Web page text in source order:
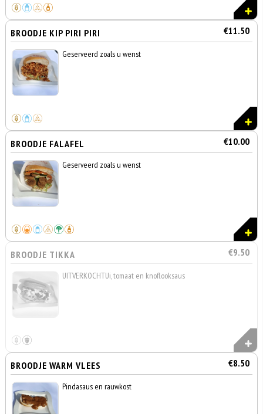
BROODJE KIP PIRI PIRI €11.50
Geserveerd zoals u wenst
BROODJE FALAFEL €10.00
Geserveerd zoals u wenst
BROODJE TIKKA €9.50
UITVERKOCHTUi, tomaat en knoflooksaus
BROODJE WARM VLEES €8.50
Pindasaus en rauwkost